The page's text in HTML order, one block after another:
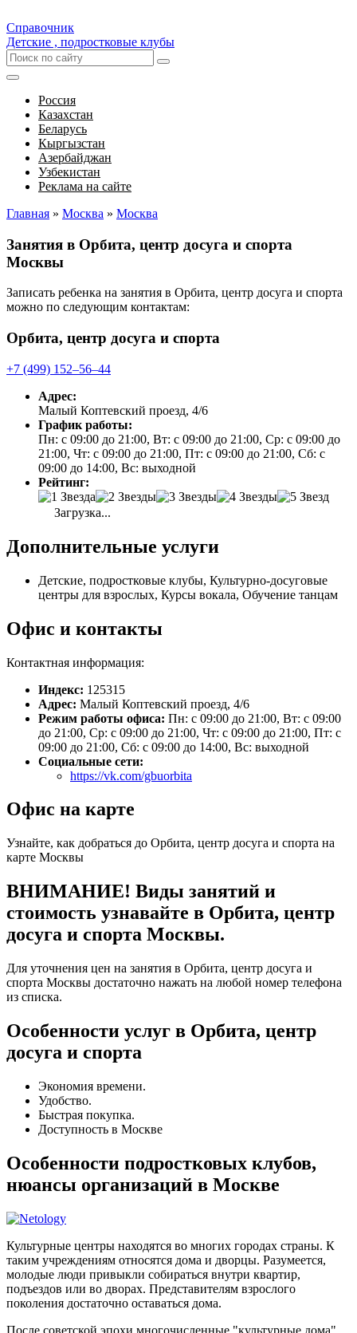
Справочник
Детские , подростковые клубы
Россия
Казахстан
Беларусь
Кыргызстан
Азербайджан
Узбекистан
Реклама на сайте
Главная » Москва » Москва
Занятия в Орбита, центр досуга и спорта
Москвы
Записать ребенка на занятия в Орбита, центр досуга и спорта
можно по следующим контактам:
Орбита, центр досуга и спорта
+7 (499) 152‒56‒44
Адрес:
Малый Коптевский проезд, 4/6
График работы:
Пн: с 09:00 до 21:00, Вт: с 09:00 до 21:00, Ср: с 09:00 до
21:00, Чт: с 09:00 до 21:00, Пт: с 09:00 до 21:00, Сб: с
09:00 до 14:00, Вс: выходной
Рейтинг:
Загрузка...
Дополнительные услуги
Детские, подростковые клубы, Культурно-досуговые
центры для взрослых, Курсы вокала, Обучение танцам
Офис и контакты
Контактная информация:
Индекс: 125315
Адрес: Малый Коптевский проезд, 4/6
Режим работы офиса: Пн: с 09:00 до 21:00, Вт: с 09:00
до 21:00, Ср: с 09:00 до 21:00, Чт: с 09:00 до 21:00, Пт: с
09:00 до 21:00, Сб: с 09:00 до 14:00, Вс: выходной
Социальные сети:
https://vk.com/gbuorbita
Офис на карте
Узнайте, как добраться до Орбита, центр досуга и спорта на
карте Москвы
ВНИМАНИЕ! Виды занятий и
стоимость узнавайте в Орбита, центр
досуга и спорта Москвы.
Для уточнения цен на занятия в Орбита, центр досуга и
спорта Москвы достаточно нажать на любой номер телефона
из списка.
Особенности услуг в Орбита, центр
досуга и спорта
Экономия времени.
Удобство.
Быстрая покупка.
Доступность в Москве
Особенности подростковых клубов,
нюансы организаций в Москве
Культурные центры находятся во многих городах страны. К
таким учреждениям относятся дома и дворцы. Разумеется,
молодые люди привыкли собираться внутри квартир,
подъездов или во дворах. Представителям взрослого
поколения достаточно оставаться дома.
После советской эпохи многочисленные "культурные дома"